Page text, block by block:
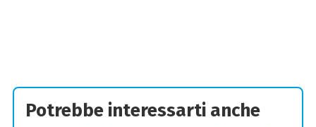
Potrebbe interessarti anche